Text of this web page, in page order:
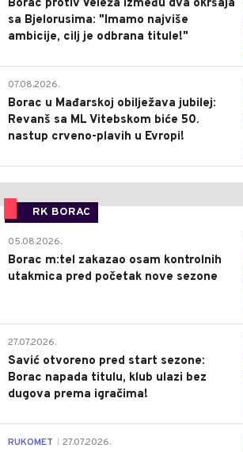
Borac protiv Veleža između dva okršaja
sa Bjelorusima: "Imamo najviše
ambicije, cilj je odbrana titule!"
07.08.2026.
Borac u Mađarskoj obilježava jubilej:
Revanš sa ML Vitebskom biće 50.
nastup crveno-plavih u Evropi!
RK BORAC
05.08.2026.
Borac m:tel zakazao osam kontrolnih
utakmica pred početak nove sezone
27.07.2026.
Savić otvoreno pred start sezone:
Borac napada titulu, klub ulazi bez
dugova prema igračima!
RUKOMET 27.07.2026.